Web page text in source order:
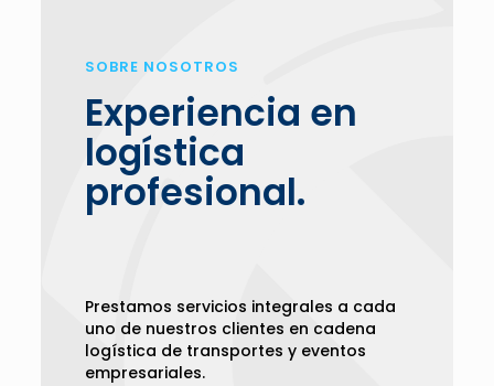
SOBRE NOSOTROS
Experiencia en
logística
profesional.
Prestamos servicios integrales a cada
uno de nuestros clientes en cadena
logística de transportes y eventos
empresariales.